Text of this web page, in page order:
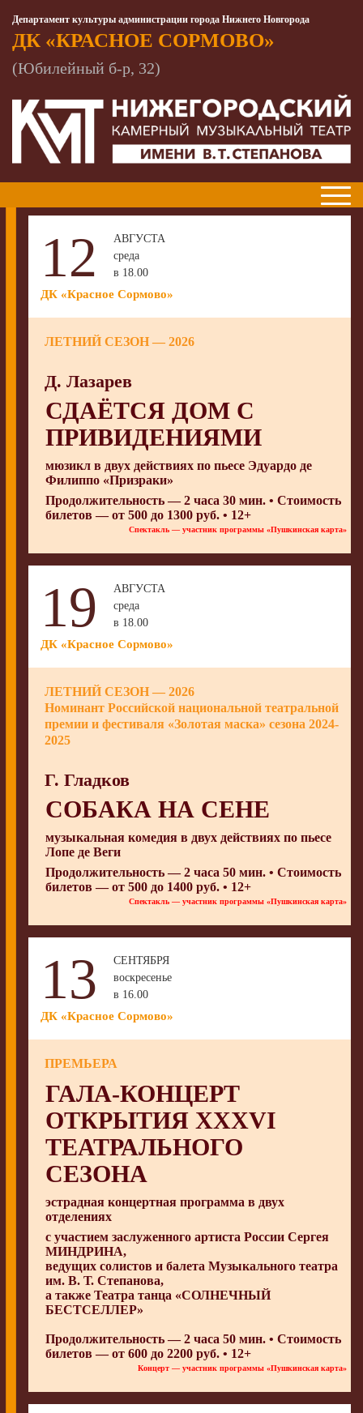
Департамент культуры администрации города Нижнего Новгорода
ДК «КРАСНОЕ СОРМОВО»
(Юбилейный б-р, 32)
12
АВГУСТА
среда
в 18.00
ДК «Красное Сормово»
ЛЕТНИЙ СЕЗОН — 2026
Д. Лазарев
СДАЁТСЯ ДОМ С
ПРИВИДЕНИЯМИ
мюзикл в двух действиях по пьесе Эдуардо де
Филиппо «Призраки»
Продолжительность — 2 часа 30 мин. • Стоимость
билетов — от 500 до 1300 руб. • 12+
Спектакль — участник программы «Пушкинская карта»
19
АВГУСТА
среда
в 18.00
ДК «Красное Сормово»
ЛЕТНИЙ СЕЗОН — 2026
Номинант Российской национальной театральной
премии и фестиваля «Золотая маска» сезона 2024-
2025
Г. Гладков
СОБАКА НА СЕНЕ
музыкальная комедия в двух действиях по пьесе
Лопе де Веги
Продолжительность — 2 часа 50 мин. • Стоимость
билетов — от 500 до 1400 руб. • 12+
Спектакль — участник программы «Пушкинская карта»
13
СЕНТЯБРЯ
воскресенье
в 16.00
ДК «Красное Сормово»
ПРЕМЬЕРА
ГАЛА-КОНЦЕРТ
ОТКРЫТИЯ XXXVI
ТЕАТРАЛЬНОГО
СЕЗОНА
эстрадная концертная программа в двух
отделениях
с участием заслуженного артиста России Сергея
МИНДРИНА,
ведущих солистов и балета Музыкального театра
им. В. Т. Степанова,
а также Театра танца «СОЛНЕЧНЫЙ
БЕСТСЕЛЛЕР»
Продолжительность — 2 часа 50 мин. • Стоимость
билетов — от 600 до 2200 руб. • 12+
Концерт — участник программы «Пушкинская карта»